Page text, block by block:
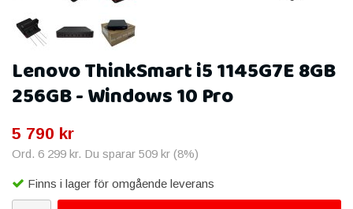
Lenovo ThinkSmart i5 1145G7E 8GB
256GB - Windows 10 Pro
5 790 kr
Ord. 6 299 kr. Du sparar 509 kr (8%)
Finns i lager för omgående leverans